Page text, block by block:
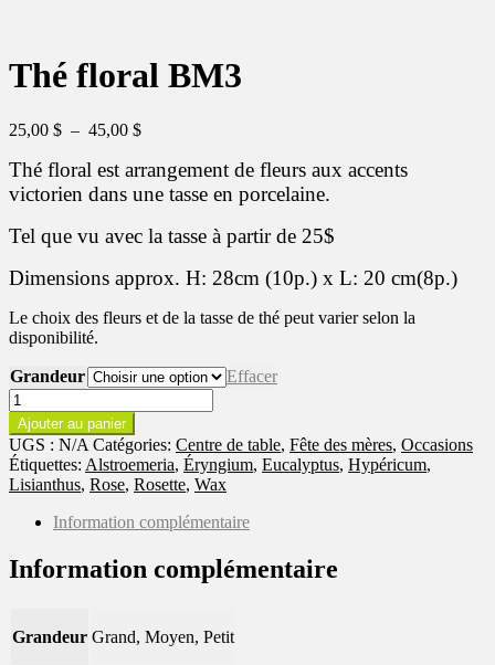
Thé floral BM3
25,00 $ – 45,00 $Plage
prix :
25,00 $
45,00 $
Thé floral est arrangement de fleurs aux accents
victorien dans une tasse en porcelaine.
Tel que vu avec la tasse à partir de 25$
Dimensions approx. H: 28cm (10p.) x L: 20 cm(8p.)
Le choix des fleurs et de la tasse de thé peut varier selon la
disponibilité.
Grandeur
Effacer
quantité
de
Thé
floral
BM3
Ajouter au panier
UGS : N/A Catégories: Centre de table, Fête des mères, Occasions
Étiquettes: Alstroemeria, Éryngium, Eucalyptus, Hypéricum,
Lisianthus, Rose, Rosette, Wax
Information complémentaire
Information complémentaire
Grandeur Grand, Moyen, Petit